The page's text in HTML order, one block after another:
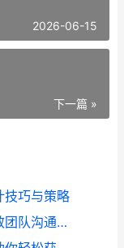
2026-06-15
下一篇 »
技巧与策略
王者荣耀如何窗口聊天 轻松实现高效团队沟通技巧解析